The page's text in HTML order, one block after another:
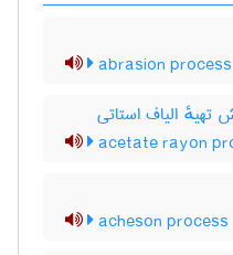
abrasion process
تهیهٔ الیاف استاتی
acetate rayon
acheson process